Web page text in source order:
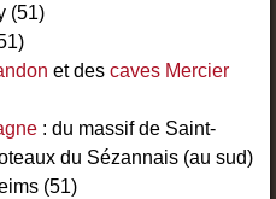
(51)
et des caves Mercier
: du massif de Saint-
du Sézannais (au sud)
(51)